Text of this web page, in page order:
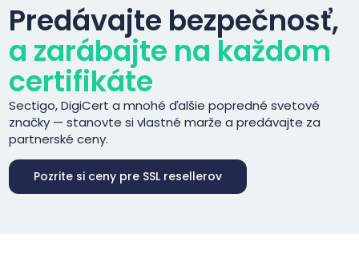
Predávajte bezpečnosť,
a zarábajte na každom
certifikáte
Sectigo, DigiCert a mnohé ďalšie popredné svetové
značky — stanovte si vlastné marže a predávajte za
partnerské ceny.
Pozrite si ceny pre SSL resellerov